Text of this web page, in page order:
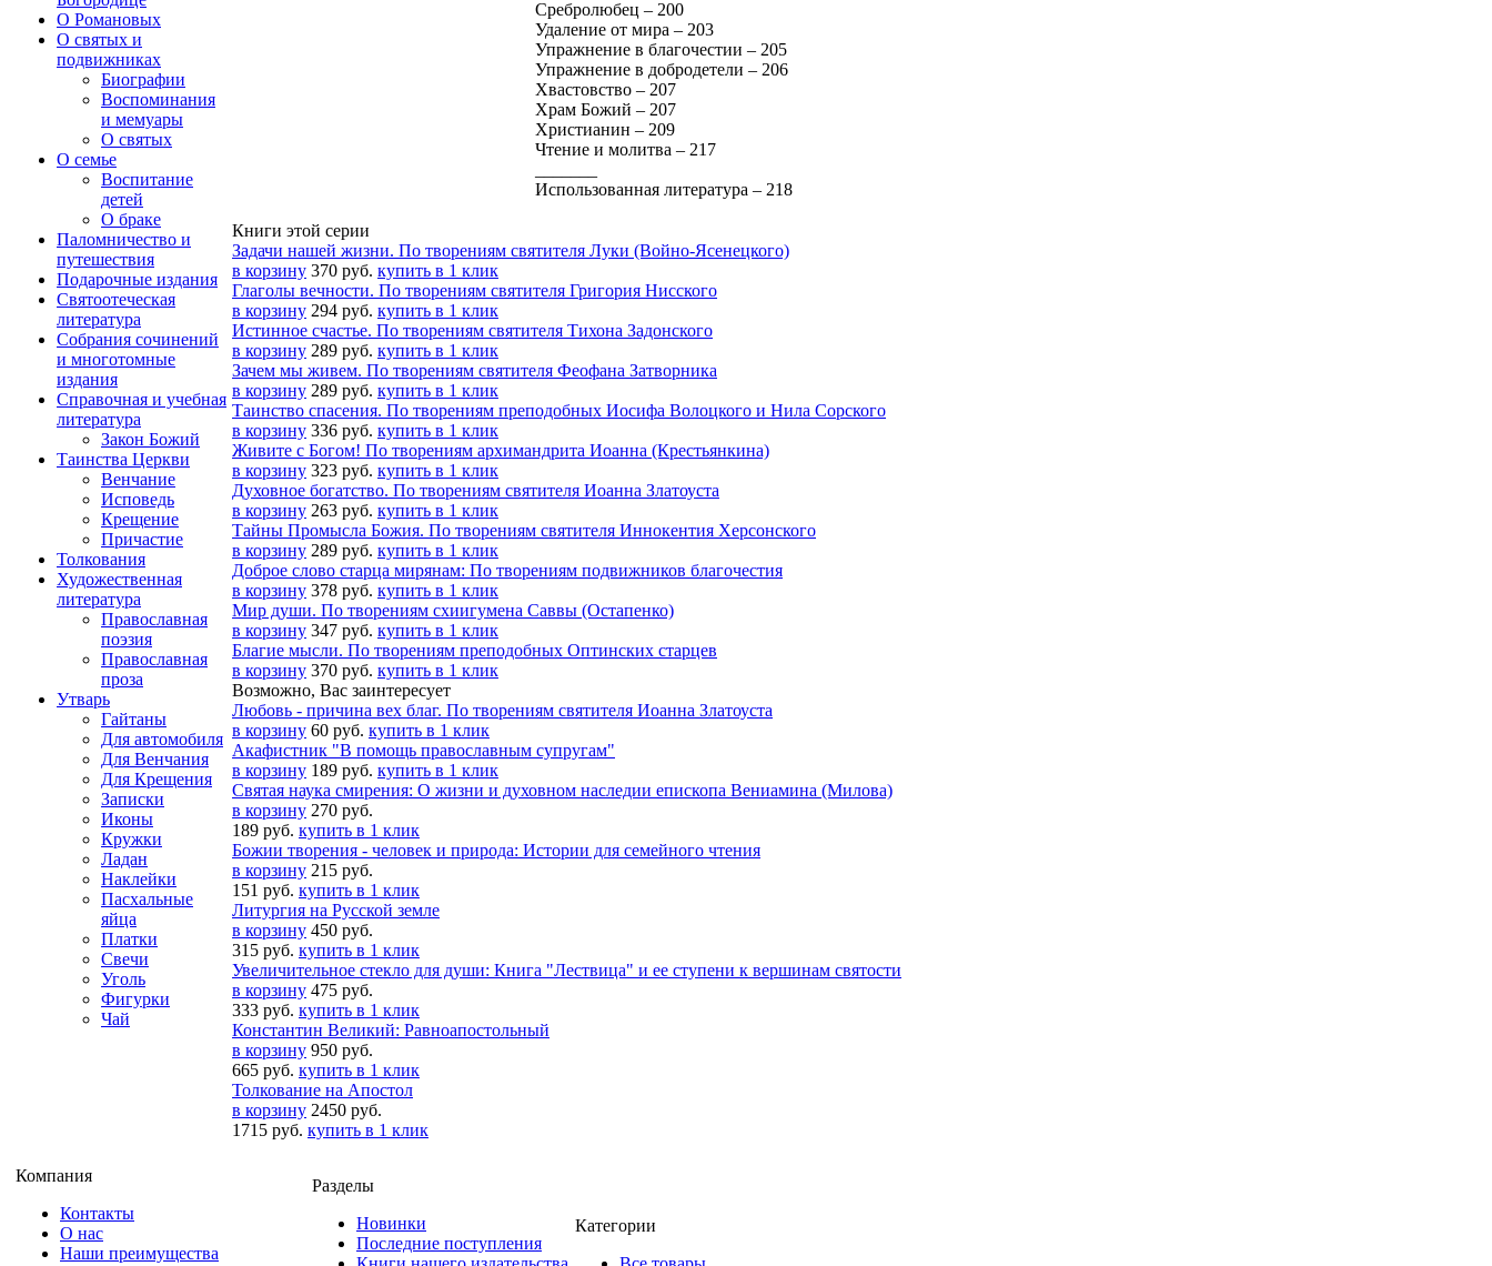
О Романовых
О святых и
подвижниках
Биографии
Воспоминания
и мемуары
О святых
О семье
Воспитание
детей
О браке
Паломничество и
путешествия
Подарочные издания
Святоотеческая
литература
Собрания сочинений
и многотомные
издания
Справочная и учебная
литература
Закон Божий
Таинства Церкви
Венчание
Исповедь
Крещение
Причастие
Толкования
Художественная
литература
Православная
поэзия
Православная
проза
Утварь
Гайтаны
Для автомобиля
Для Венчания
Для Крещения
Записки
Иконы
Кружки
Ладан
Наклейки
Пасхальные
яйца
Платки
Свечи
Уголь
Фигурки
Чай
Сребролюбец – 200
Удаление от мира – 203
Упражнение в благочестии – 205
Упражнение в добродетели – 206
Хвастовство – 207
Храм Божий – 207
Христианин – 209
Чтение и молитва – 217
Использованная литература – 218
Книги этой серии
Задачи нашей жизни. По творениям святителя Луки (Войно-Ясенецкого)
в корзину 370 руб. купить в 1 клик
Глаголы вечности. По творениям святителя Григория Нисского
в корзину 294 руб. купить в 1 клик
Истинное счастье. По творениям святителя Тихона Задонского
в корзину 289 руб. купить в 1 клик
Зачем мы живем. По творениям святителя Феофана Затворника
в корзину 289 руб. купить в 1 клик
Таинство спасения. По творениям преподобных Иосифа Волоцкого и Нила Сорского
в корзину 336 руб. купить в 1 клик
Живите с Богом! По творениям архимандрита Иоанна (Крестьянкина)
в корзину 323 руб. купить в 1 клик
Духовное богатство. По творениям святителя Иоанна Златоуста
в корзину 263 руб. купить в 1 клик
Тайны Промысла Божия. По творениям святителя Иннокентия Херсонского
в корзину 289 руб. купить в 1 клик
Доброе слово старца мирянам: По творениям подвижников благочестия
в корзину 378 руб. купить в 1 клик
Мир души. По творениям схиигумена Саввы (Остапенко)
в корзину 347 руб. купить в 1 клик
Благие мысли. По творениям преподобных Оптинских старцев
в корзину 370 руб. купить в 1 клик
Возможно, Вас заинтересует
Любовь - причина вех благ. По творениям святителя Иоанна Златоуста
в корзину 60 руб. купить в 1 клик
Акафистник "В помощь православным супругам"
в корзину 189 руб. купить в 1 клик
Святая наука смирения: О жизни и духовном наследии епископа Вениамина (Милова)
в корзину 270 руб.
189 руб. купить в 1 клик
Божии творения - человек и природа: Истории для семейного чтения
в корзину 215 руб.
151 руб. купить в 1 клик
Литургия на Русской земле
в корзину 450 руб.
315 руб. купить в 1 клик
Увеличительное стекло для души: Книга "Лествица" и ее ступени к вершинам святости
в корзину 475 руб.
333 руб. купить в 1 клик
Константин Великий: Равноапостольный
в корзину 950 руб.
665 руб. купить в 1 клик
Толкование на Апостол
в корзину 2450 руб.
1715 руб. купить в 1 клик
Компания
Контакты
О нас
Наши преимущества
Разделы
Новинки
Последние поступления
Категории